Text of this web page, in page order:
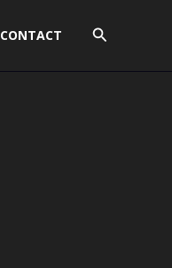
CONTACT